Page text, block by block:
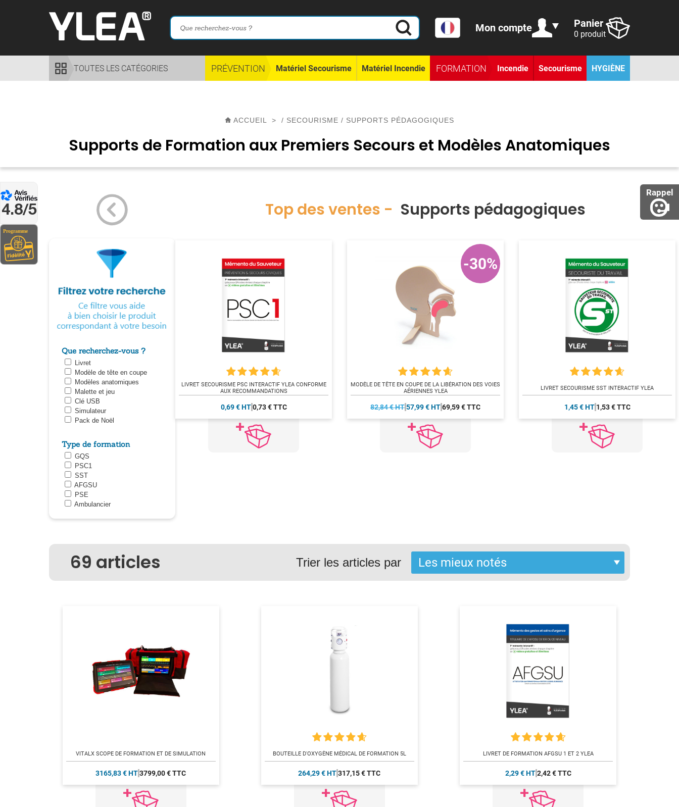
Rappel
4.8/5
Mon compte Panier
0 produit
TOUTES LES CATÉGORIES PRÉVENTION Matériel Secourisme Matériel Incendie FORMATION Incendie Secourisme HYGIÈNE
ACCUEIL > / SECOURISME / SUPPORTS PÉDAGOGIQUES
Supports de Formation aux Premiers Secours et Modèles Anatomiques
Que recherchez-vous ?
Livret
Modèle de tête en coupe
Modèles anatomiques
Malette et jeu
Clé USB
Simulateur
Pack de Noël
Type de formation
GQS
PSC1
SST
AFGSU
PSE
Ambulancier
Top des ventes - Supports pédagogiques
LIVRET SECOURISME PSC INTERACTIF YLEA CONFORME
AUX RECOMMANDATIONS
0,69 € HT 0,73 € TTC
MODÈLE DE TÊTE EN COUPE DE LA LIBÉRATION DES VOIES
AÉRIENNES YLEA
82,84 € HT57,99 € HT69,59 € TTC
-30%
LIVRET SECOURISME SST INTERACTIF YLEA
1,45 € HT 1,53 € TTC
69 articles Trier les articles par
VITALX SCOPE DE FORMATION ET DE SIMULATION
3165,83 € HT3799,00 € TTC
BOUTEILLE D'OXYGÈNE MÉDICAL DE FORMATION 5L
264,29 € HT 317,15 € TTC
LIVRET DE FORMATION AFGSU 1 ET 2 YLEA
2,29 € HT2,42 € TTC